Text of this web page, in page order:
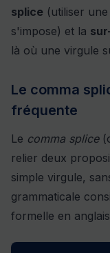
splice (utiliser
s'impose) et la
là où une virgule
Le comma
fréquente
Le comma splice
relier deux
simple virgule,
grammaticale
formelle en